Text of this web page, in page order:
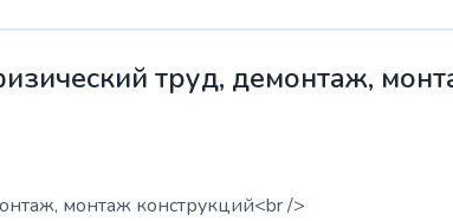
труд, демонтаж,
монтаж конструкций<br />